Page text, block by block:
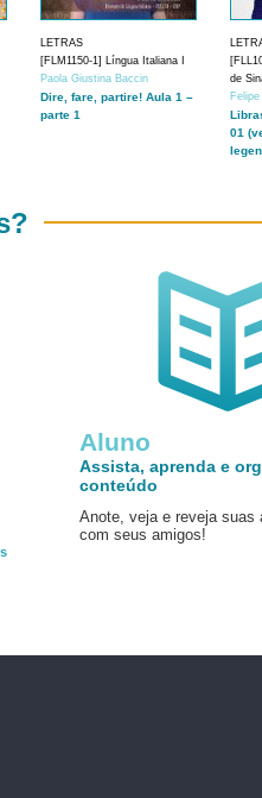
LETRAS
[FLM1150-1] Língua Italiana I
Paola Giustina Baccin
Dire, fare, partire! Aula 1 –
parte 1
de
01
Aluno
Assista, aprenda e
conteúdo
Anote, veja e reveja suas
com seus amigos!